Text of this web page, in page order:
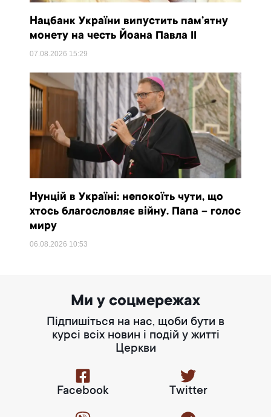
Нацбанк України випустить пам’ятну
монету на честь Йоана Павла II
07.08.2026 15:29
Нунцій в Україні: непокоїть чути, що
хтось благословляє війну. Папа – голос
миру
06.08.2026 10:53
Ми у соцмережах
Підпишіться на нас, щоби бути в
курсі всіх новин і подій у житті
Церкви
Facebook Twitter